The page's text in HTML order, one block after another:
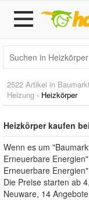
2522 Artikel in
Heizung › Heizkörper
Heizkörper kaufen
Wenn es um
Erneuerbare
Erneuerbare
Die Preise starten ab
Neuware, 14